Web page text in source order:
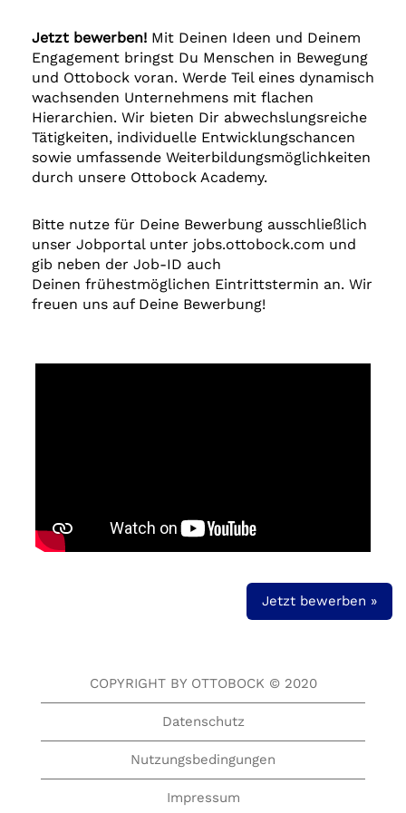
Jetzt bewerben! Mit Deinen Ideen und Deinem
Engagement bringst Du Menschen in Bewegung
und Ottobock voran. Werde Teil eines dynamisch
wachsenden Unternehmens mit flachen
Hierarchien. Wir bieten Dir abwechslungsreiche
Tätigkeiten, individuelle Entwicklungschancen
sowie umfassende Weiterbildungsmöglichkeiten
durch unsere Ottobock Academy.
Bitte nutze für Deine Bewerbung ausschließlich
unser Jobportal unter jobs.ottobock.com und
gib neben der Job-ID auch
Deinen frühestmöglichen Eintrittstermin an. Wir
freuen uns auf Deine Bewerbung!
Jetzt bewerben »
COPYRIGHT BY OTTOBOCK © 2020
Datenschutz
Nutzungsbedingungen
Impressum